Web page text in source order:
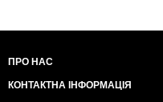
ПРО НАС
КОНТАКТНА ІНФОРМАЦІЯ